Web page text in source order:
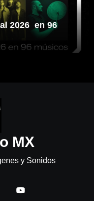
2026 en 96
MX
y Sonidos